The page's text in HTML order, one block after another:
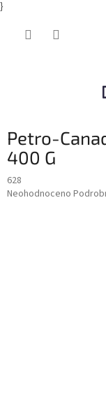
}
Petro-
400 G
628
Průměrné
Neohodnoceno